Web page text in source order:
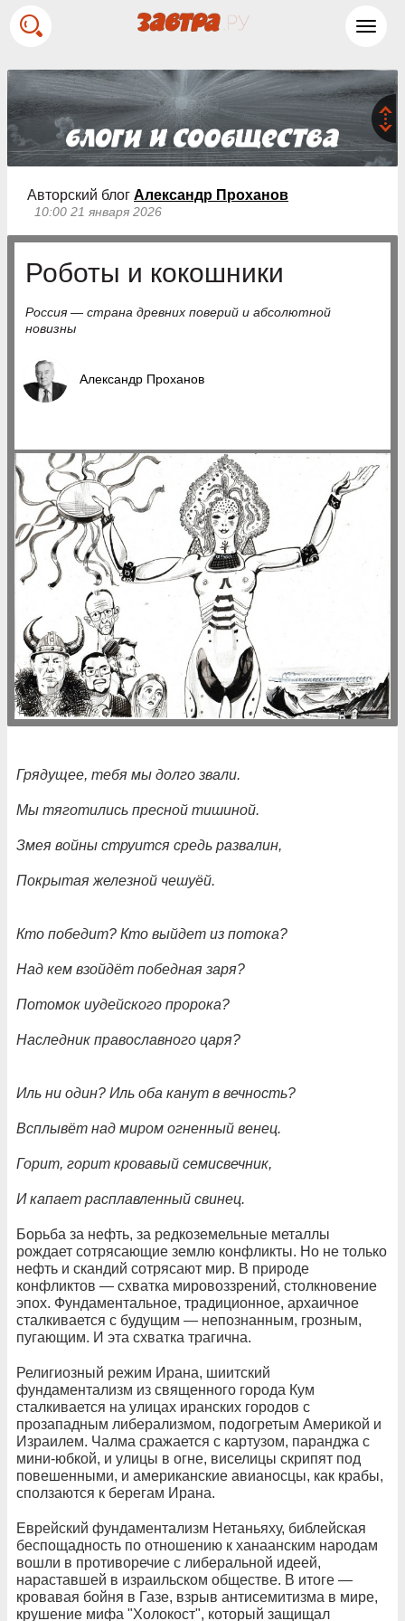
Авторский блог Александр Проханов
10:00 21 января 2026
Роботы и кокошники
Россия — страна древних поверий и абсолютной
новизны
Александр Проханов
Грядущее, тебя мы долго звали.
Мы тяготились пресной тишиной.
Змея войны струится средь развалин,
Покрытая железной чешуёй.
Кто победит? Кто выйдет из потока?
Над кем взойдёт победная заря?
Потомок иудейского пророка?
Наследник православного царя?
Иль ни один? Иль оба канут в вечность?
Всплывёт над миром огненный венец.
Горит, горит кровавый семисвечник,
И капает расплавленный свинец.
Борьба за нефть, за редкоземельные металлы
рождает сотрясающие землю конфликты. Но не только
нефть и скандий сотрясают мир. В природе
конфликтов — схватка мировоззрений, столкновение
эпох. Фундаментальное, традиционное, архаичное
сталкивается с будущим — непознанным, грозным,
пугающим. И эта схватка трагична.
Религиозный режим Ирана, шиитский
фундаментализм из священного города Кум
сталкивается на улицах иранских городов с
прозападным либерализмом, подогретым Америкой и
Израилем. Чалма сражается с картузом, паранджа с
мини-юбкой, и улицы в огне, виселицы скрипят под
повешенными, и американские авианосцы, как крабы,
сползаются к берегам Ирана.
Еврейский фундаментализм Нетаньяху, библейская
беспощадность по отношению к ханаанским народам
вошли в противоречие с либеральной идеей,
нараставшей в израильском обществе. В итоге —
кровавая бойня в Газе, взрыв антисемитизма в мире,
крушение мифа "Холокост", который защищал